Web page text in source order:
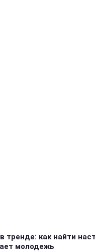
тренде: как найти
молодежь